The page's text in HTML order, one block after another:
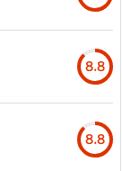
8.8
8.8